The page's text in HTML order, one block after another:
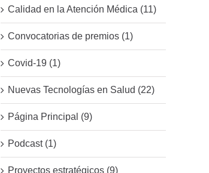
Calidad en la Atención Médica (11)
Convocatorias de premios (1)
Covid-19 (1)
Nuevas Tecnologías en Salud (22)
Página Principal (9)
Podcast (1)
Proyectos estratégicos (9)